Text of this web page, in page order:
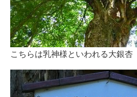
こちらは乳神様といわれる大銀杏